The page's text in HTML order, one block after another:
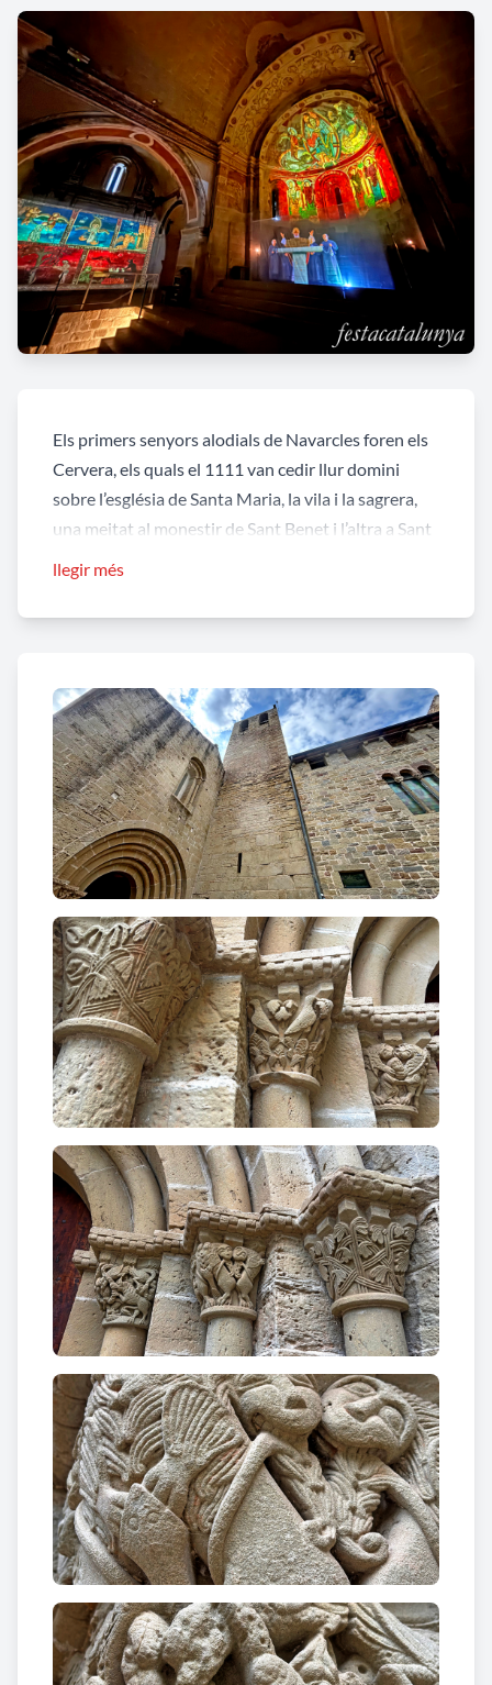
Els primers senyors alodials de Navarcles foren els
Cervera, els quals el 1111 van cedir llur domini
sobre l’església de Santa Maria, la vila i la sagrera,
una meitat al monestir de Sant Benet i l’altra a Sant
sense conflictes, solucionats amb diverses
població de Sant Fruitós de Bages, pertany
eclesiàsticament a Navarcles. Ambdues localitats
tenen el relleu del monestir inclòs dins de les armes
municipals.
L’antiga abadia benedictina va ser erigida per Sal·la
a la segona meitat del segle X, després de la
repoblació efectuada del territori pel compte Guifré
el Pilós. Del conjunt d’edificis actuals destaca
l’església, que va ser construïda a final del segle XII i
principi del XIII, i el claustre. L’església té una planta
de creu llatina amb nau culminada amb absis
semicircular i transepte als braços del qual s’obren
dues absidioles.
L'interior de l'església fou enguixat després de
l'incendi de 1633 i dotat amb decoració barroca,
consistent en un seguit de grans volutes al llarg de
la nau central i a l'absis s'hi pintaren uns elements
florals i vegetals.
Actualment l'església ha estat restaurada,
recuperant part del carreuat romànic, i restaurant
bona part de la decoració barroca sobreposada.
Sota l'absis s'ubica la cripta semisoterrada
(llegendàriament acollí les relíquies de Sant
Valentí), molt retocada durant el barroc. És coberta
amb volta estrellada, i il·luminada per un petit
finestró a la capçalera.
primer arc toral, s'alça un cimbori en forma de
torre-campanar de dos pisos, de base pre-romànica
llegir més